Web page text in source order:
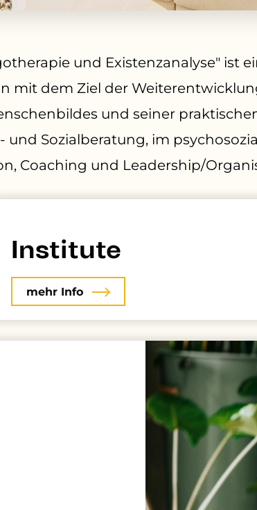
und Existenzanalyse" ist
mit dem Ziel der
und seiner
und Sozialberatung, im
Coaching und Leadership/
Institute
mehr Info